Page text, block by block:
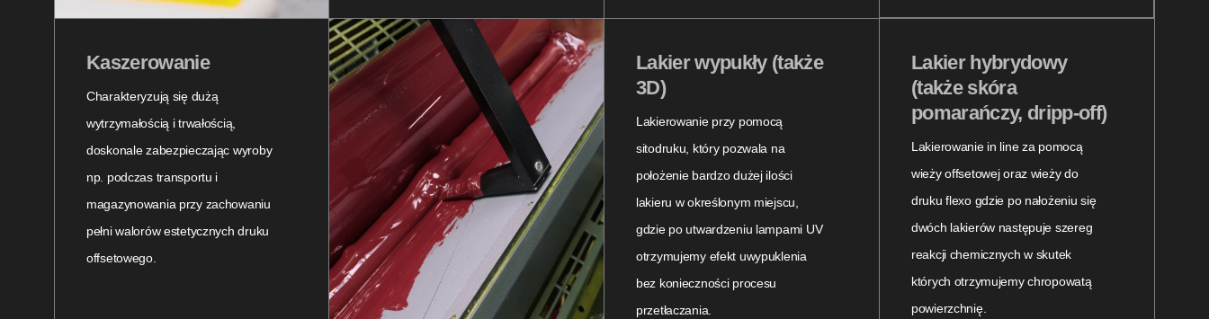
Kaszerowanie
Charakteryzują się dużą
wytrzymałością i trwałością,
doskonale zabezpieczając wyroby
np. podczas transportu i
magazynowania przy zachowaniu
pełni walorów estetycznych druku
offsetowego.
Lakier wypukły (także
3D)
Lakierowanie przy pomocą
sitodruku, który pozwala na
położenie bardzo dużej ilości
lakieru w określonym miejscu,
gdzie po utwardzeniu lampami UV
otrzymujemy efekt uwypuklenia
bez konieczności procesu
przetłaczania.
Lakier hybrydowy
(także skóra
pomarańczy, dripp-off)
Lakierowanie in line za pomocą
wieży offsetowej oraz wieży do
druku flexo gdzie po nałożeniu się
dwóch lakierów następuje szereg
reakcji chemicznych w skutek
których otrzymujemy chropowatą
powierzchnię.